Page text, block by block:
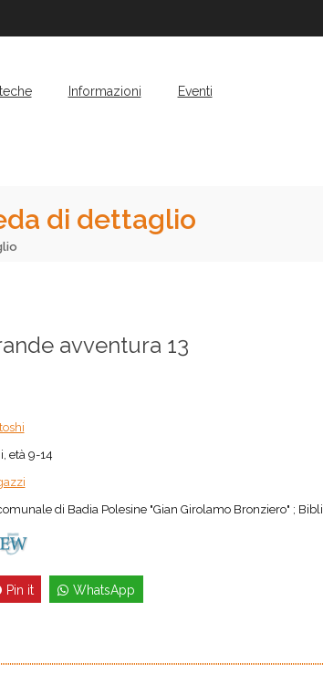
Informazioni Eventi
di dettaglio
avventura 13
età 9-14
di Badia Polesine "Gian Girolamo Bronziero" ;
Pin it WhatsApp